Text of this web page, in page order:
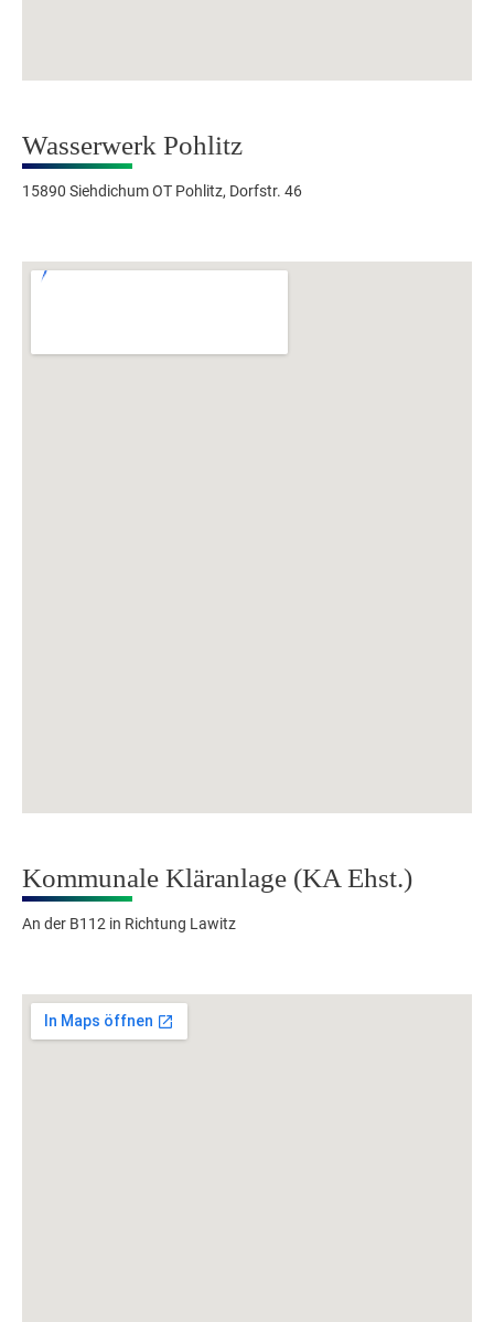
Wasserwerk Pohlitz
15890 Siehdichum OT Pohlitz, Dorfstr. 46
Kommunale Kläranlage (KA Ehst.)
An der B112 in Richtung Lawitz